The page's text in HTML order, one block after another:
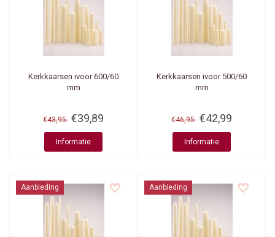
Kerkkaarsen ivoor 600/60
mm
€43,95 €39,89
Informatie
Kerkkaarsen ivoor 500/60
mm
€46,95 €42,99
Informatie
Aanbieding Aanbieding